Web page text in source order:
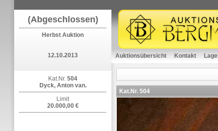
(Abgeschlossen)
Herbst Auktion
12.10.2013
Kat.Nr. 504
Dyck, Anton van.
Limit
20.000,00 €
Auktionsübersicht Kontakt
Kat.Nr. 504